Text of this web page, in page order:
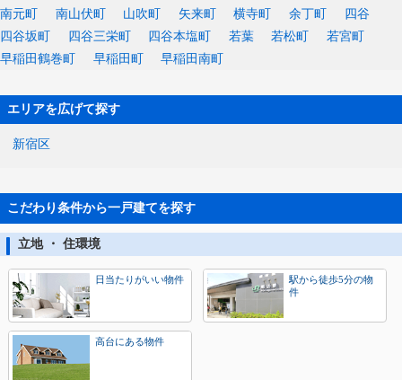
南元町
南山伏町 山吹町 矢来町 横寺町 余丁町
四谷
四谷坂町
四谷三栄町 四谷本塩町 若葉 若松町
若宮町
早稲田鶴巻町
早稲田町 早稲田南町
エリアを広げて探す
新宿区
こだわり条件から一戸建てを探す
立地 ・ 住環境
日当たりがいい物件
駅から徒歩5分の物
件
高台にある物件